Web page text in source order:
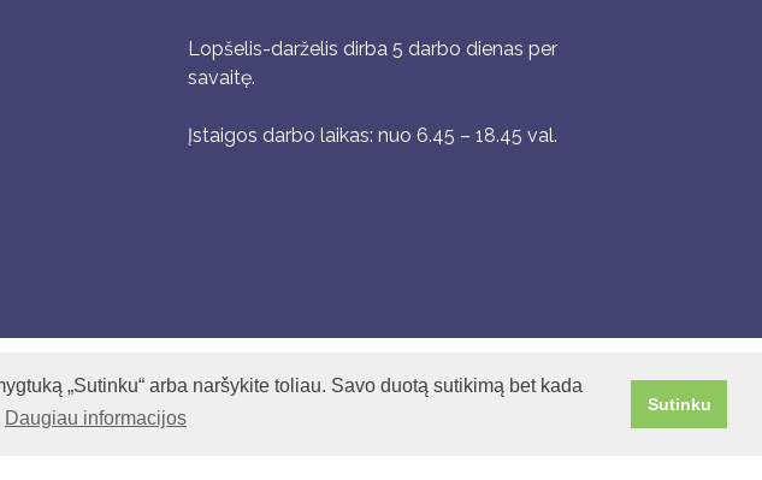
„Sutinku“ arba naršykite toliau. Savo duotą sutikimą bet kada
Daugiau informacijos
Sutinku
Lopšelis-darželis dirba 5 darbo dienas per
savaitę.
Įstaigos darbo laikas: nuo 6.45 – 18.45 val.
Sukurta: Adisoft